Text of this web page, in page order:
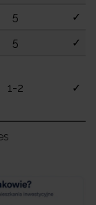
5
✓
5 ✓
1-2 ✓